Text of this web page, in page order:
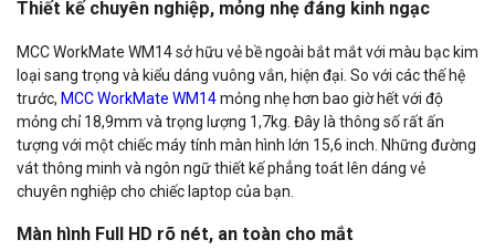
Thiết kế chuyên nghiệp, mỏng nhẹ đáng kinh ngạc
MCC WorkMate WM14 sở hữu vẻ bề ngoài bắt mắt với màu bạc kim
loại sang trọng và kiểu dáng vuông vắn, hiện đại. So với các thế hệ
trước, MCC WorkMate WM14mỏng nhẹ hơn bao giờ hết với độ
mỏng chỉ 18,9mm và trọng lượng 1,7kg. Đây là thông số rất ấn
tượng với một chiếc máy tính màn hình lớn 15,6 inch. Những đường
vát thông minh và ngôn ngữ thiết kế phẳng toát lên dáng vẻ
chuyên nghiệp cho chiếc laptop của bạn.
Màn hình Full HD rõ nét, an toàn cho mắt